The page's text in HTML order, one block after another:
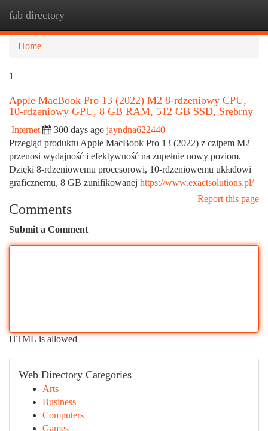
fab directory
Home
1
Apple MacBook Pro 13 (2022) M2 8-rdzeniowy CPU,
10-rdzeniowy GPU, 8 GB RAM, 512 GB SSD, Srebrny
Internet 300 days ago jayndna622440
Przegląd produktu Apple MacBook Pro 13 (2022) z czipem M2
przenosi wydajność i efektywność na zupełnie nowy poziom.
Dzięki 8-rdzeniowemu procesorowi, 10-rdzeniowemu układowi
graficznemu, 8 GB zunifikowanej https://www.exactsolutions.pl/
Report this page
Comments
Submit a Comment
HTML is allowed
Web Directory Categories
Arts
Business
Computers
Games